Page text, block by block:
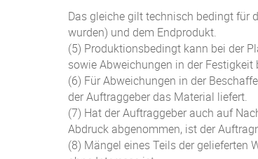
Das gleiche gilt technisch bedingt für
wurden) und dem Endprodukt.
(5) Produktionsbedingt kann bei der
sowie Abweichungen in der
(6) Für Abweichungen in der
der Auftraggeber das Material liefert.
(7) Hat der Auftraggeber auch auf
Abdruck abgenommen, ist der
(8) Mängel eines Teils der gelieferten